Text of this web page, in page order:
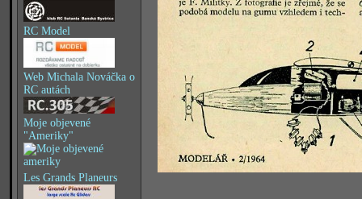
RC Model
Web Michala Nováčka o
RC autách
Moje objevené
"Ameriky"
Les Grands Planeurs